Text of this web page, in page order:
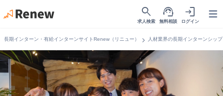
search
求人検索
support_agent
無料相談
login
ログイン
長期インターン・有給インターンサイトRenew（リニュー） chevron_right 人材業界の長期インターンシップ